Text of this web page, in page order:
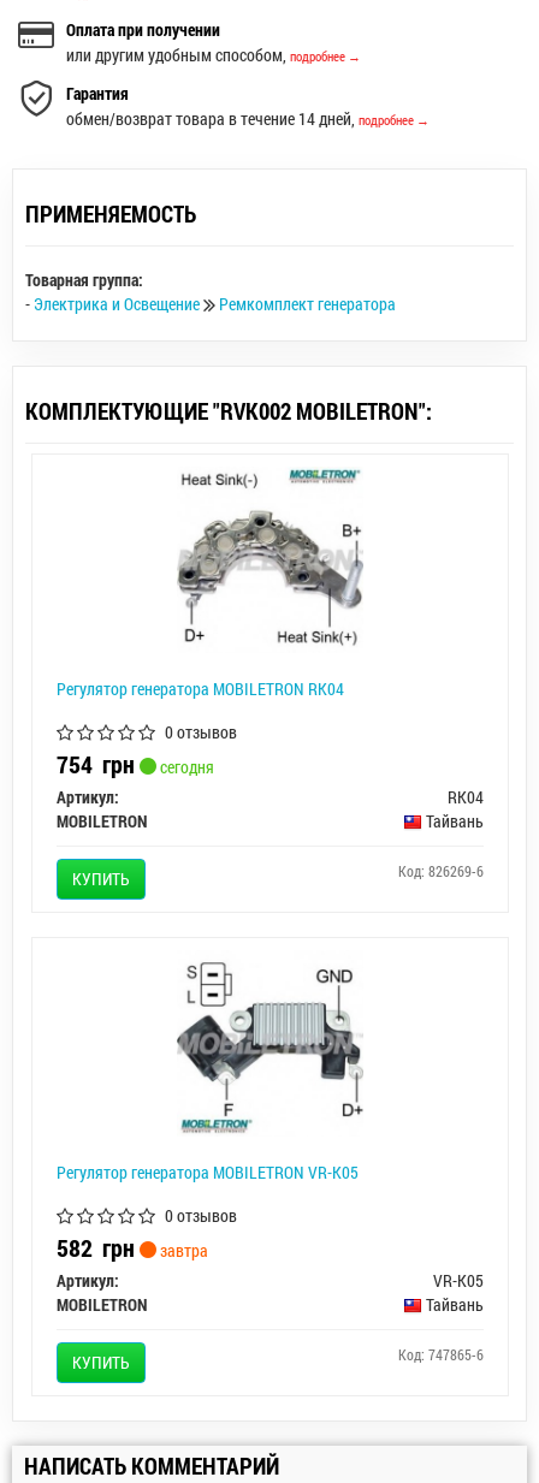
Оплата при получении
или другим удобным способом, подробнее →
Гарантия
обмен/возврат товара в течение 14 дней, подробнее →
ПРИМЕНЯЕМОСТЬ
Товарная группа:
- Электрика и Освещение Ремкомплект генератора
КОМПЛЕКТУЮЩИЕ "RVK002 MOBILETRON":
Регулятор генератора MOBILETRON RK04
0 отзывов
754 грн
сегодня
Артикул:
RK04
MOBILETRON
Тайвань
КУПИТЬ Код: 826269-6
Регулятор генератора MOBILETRON VR-K05
0 отзывов
582 грн
завтра
Артикул:
VR-K05
MOBILETRON
Тайвань
КУПИТЬ Код: 747865-6
НАПИСАТЬ КОММЕНТАРИЙ